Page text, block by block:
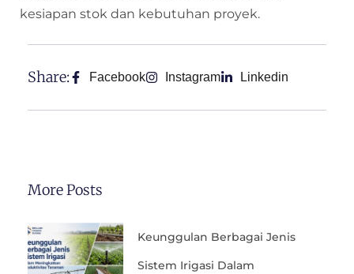
kesiapan stok dan kebutuhan proyek.
Share: Facebook Instagram Linkedin
More Posts
Keunggulan Berbagai Jenis
Sistem Irigasi Dalam